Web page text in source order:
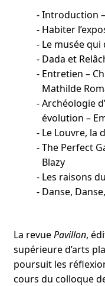
Introduction
Habiter
Le musée qui
Dada et
Entretien –
Mathilde
Archéologie
évolution –
Le Louvre, la
The Perfect
Blazy
Les raisons
Danse,
La revuePavillon,
supérieure d’arts
poursuit les
cours du colloque